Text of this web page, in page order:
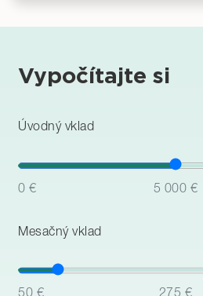
Vypočítajte si
Úvodný vklad
0 € 5 000 €
Mesačný vklad
50 € 275 €